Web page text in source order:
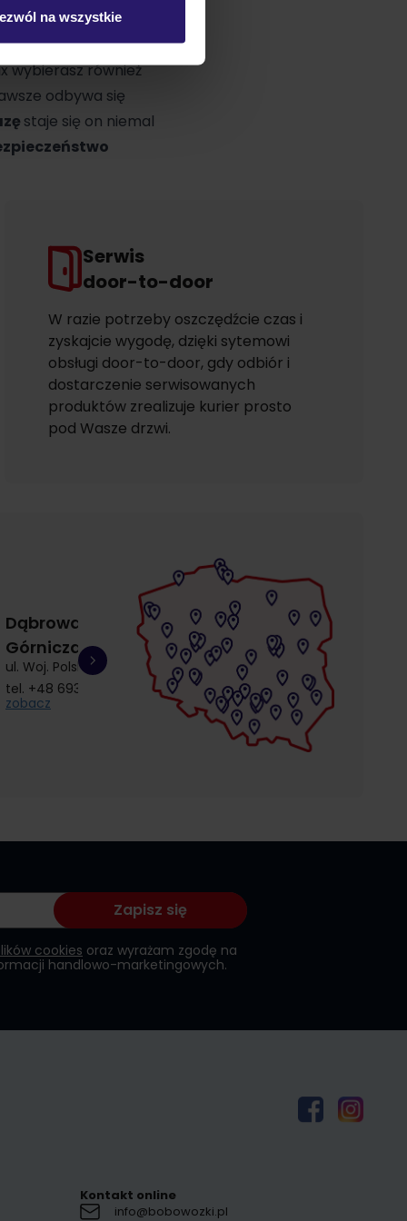
na wszystkie
rodziców.
wybierasz również
odbywa się
staje się on niemal
Serwis
door-to-door
W razie potrzeby oszczędźcie czas i
zyskajcie wygodę, dzięki sytemowi
obsługi door-to-door, gdy odbiór i
dostarczenie serwisowanych
produktów zrealizuje kurier prosto
pod Wasze drzwi.
Dąbrowa
Górnicza
ul. Woj. Polskiego 3
tel. +48 693 692 414
zobacz
Gdańsk
Łostowice
ul. Łostowicka 4
tel. +48 504 968 360
zobacz
Gdańsk
Przymorze
ul. Kołobrzeska 30
tel. +48 510 857
zobacz
cookies oraz wyrażam zgodę na
handlowo-marketingowych.
Zapisz się
Kontakt online
info@bobowozki.pl